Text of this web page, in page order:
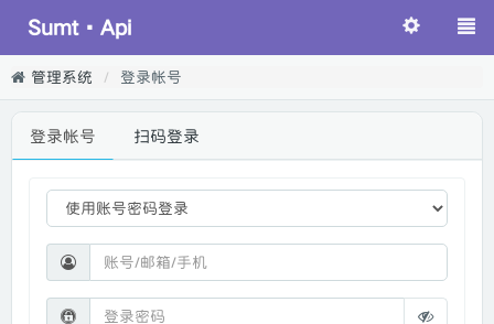
Sumt·Api
管理系统 登录帐号
登录帐号 扫码登录